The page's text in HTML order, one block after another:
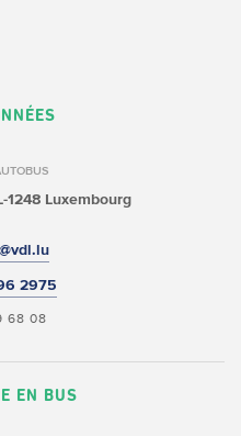
1248 Luxembourg
2975
68 08
EN BUS